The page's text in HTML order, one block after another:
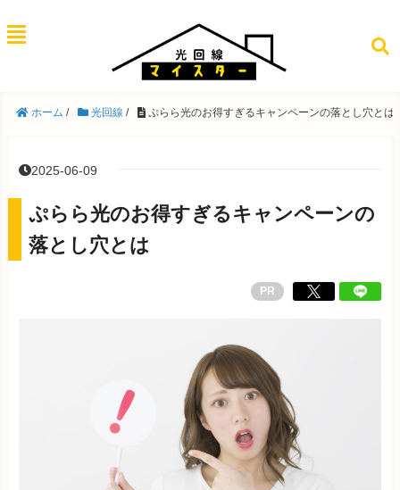
ホーム / 光回線 / ぷらら光のお得すぎるキャンペーンの落とし穴とは
2025-06-09
ぷらら光のお得すぎるキャンペーンの
落とし穴とは
PR